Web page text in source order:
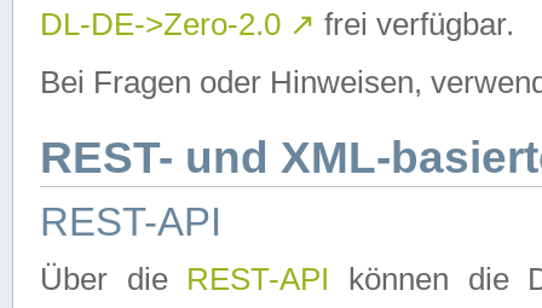
DL-DE->Zero-2.0 ↗ frei verfügbar.
Bei Fragen oder Hinweisen,
REST- und XML-
REST-API
Über die REST-API können die